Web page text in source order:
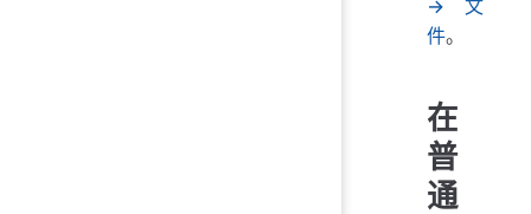
→ 文
件。
在
普
通